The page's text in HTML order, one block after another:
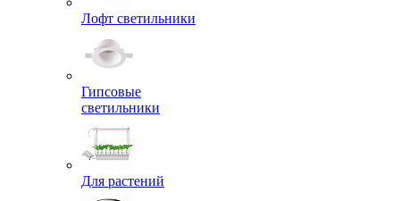
Лофт светильники
Гипсовые
светильники
Для растений